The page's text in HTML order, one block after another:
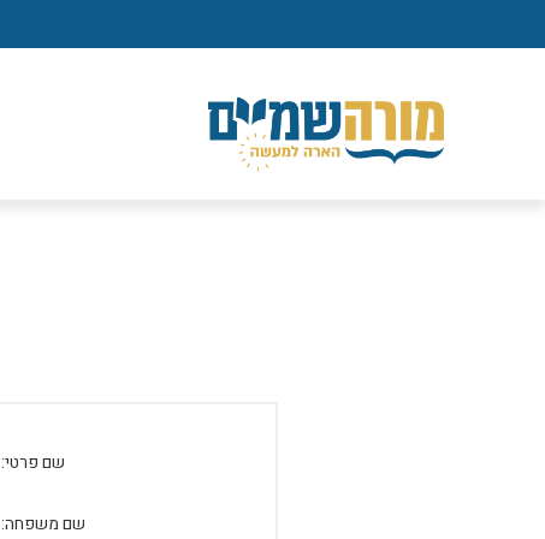
שם פרטי:
שם משפחה: